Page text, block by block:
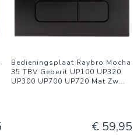
Bedieningsplaat Raybro Mocha
35 TBV Geberit UP100 UP320
UP300 UP700 UP720 Mat Zw...
€ 59,95